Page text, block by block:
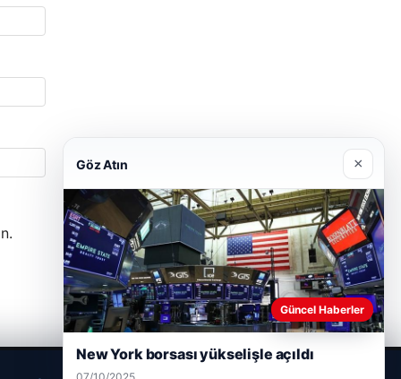
Göz Atın ×
Güncel Haberler
New York borsası yükselişle açıldı